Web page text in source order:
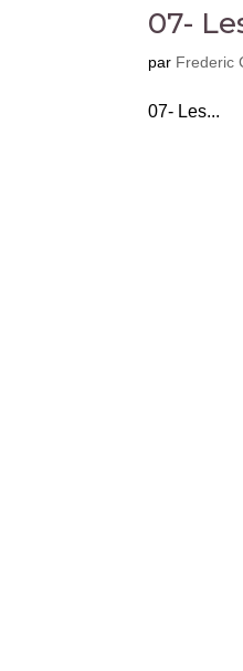
07-
par Frederic
07- Les...